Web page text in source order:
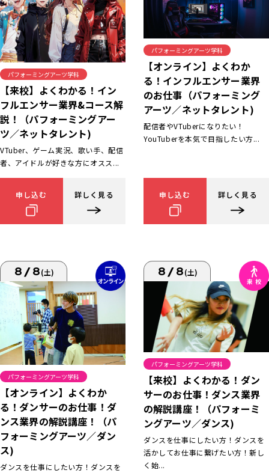
パフォーミングアーツ学科
【来校】よくわかる！イン
フルエンサー業界&コース解
説！（パフォーミングアー
ツ／ネットタレント)
VTuber、ゲーム実況、歌い手、配信
者、アイドルが好きな方にオスス...
申し込む 詳しく見る
パフォーミングアーツ学科
【オンライン】よくわか
る！インフルエンサー業界
のお仕事（パフォーミング
アーツ／ネットタレント)
配信者やVTuberになりたい！
YouTuberを本気で目指したい方...
申し込む 詳しく見る
8/8(土)
パフォーミングアーツ学科
【オンライン】よくわか
る！ダンサーのお仕事！ダ
ンス業界の解説講座！（パ
フォーミングアーツ／ダン
ス)
ダンスを仕事にしたい方！ダンスを
8/8(土)
パフォーミングアーツ学科
【来校】よくわかる！ダン
サーのお仕事！ダンス業界
の解説講座！（パフォーミ
ングアーツ／ダンス)
ダンスを仕事にしたい方！ダンスを
活かしてお仕事に繋げたい方！新し
く始...